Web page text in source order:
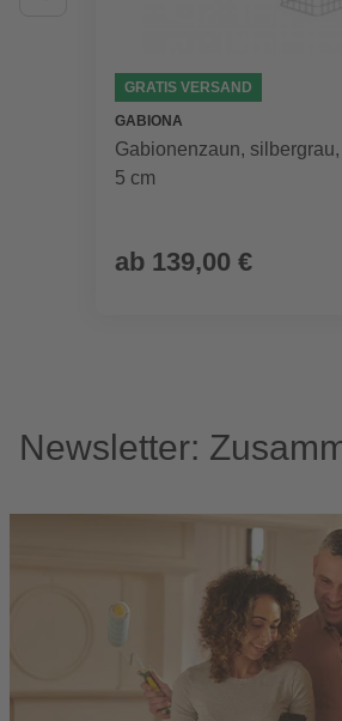
GRATIS VERSAND
GABIONA
Gabionenzaun,
5 cm
ab 139,00 €
Newsletter: